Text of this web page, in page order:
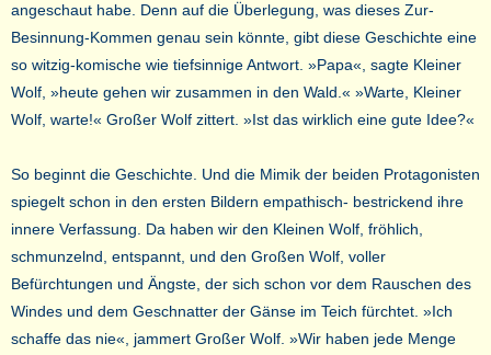
angeschaut habe. Denn auf die Überlegung, was dieses Zur-
Besinnung-Kommen genau sein könnte, gibt diese Geschichte eine
so witzig-komische wie tiefsinnige Antwort. »Papa«, sagte Kleiner
Wolf, »heute gehen wir zusammen in den Wald.« »Warte, Kleiner
Wolf, warte!« Großer Wolf zittert. »Ist das wirklich eine gute Idee?«
So beginnt die Geschichte. Und die Mimik der beiden Protagonisten
spiegelt schon in den ersten Bildern empathisch- bestrickend ihre
innere Verfassung. Da haben wir den Kleinen Wolf, fröhlich,
schmunzelnd, entspannt, und den Großen Wolf, voller
Befürchtungen und Ängste, der sich schon vor dem Rauschen des
Windes und dem Geschnatter der Gänse im Teich fürchtet. »Ich
schaffe das nie«, jammert Großer Wolf. »Wir haben jede Menge